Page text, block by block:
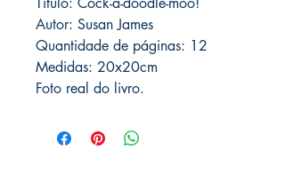
Autor: Susan James
Quantidade de páginas: 12
Medidas: 20x20cm
Foto real do livro.